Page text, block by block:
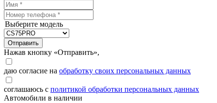
Выберите модель
Отправить
Нажав кнопку «Отправить»,
даю согласие на обработку своих персональных данных
соглашаюсь с политикой обработки персональных данных
Автомобили в наличии